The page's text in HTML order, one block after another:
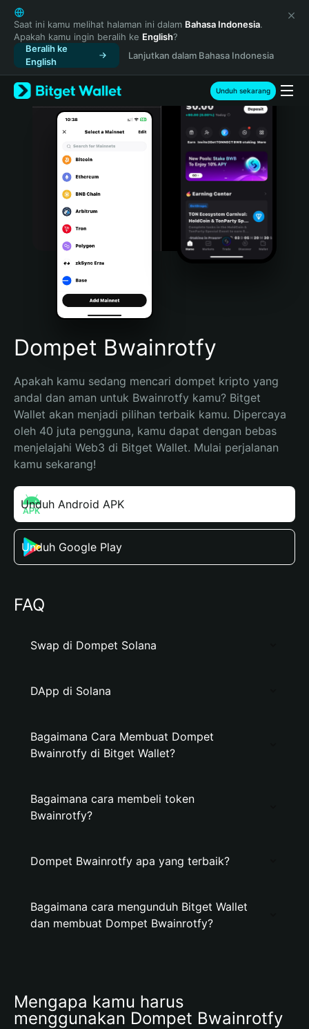
English
日本語
Tiếng Việt
Русский
Español (Latinoamérica)
Türkçe
Italiano
Português (Portugal)
Bahasa Indonesia
Português (Brasil)
Español (Argentina)
Saat ini kamu melihat halaman ini dalam Bahasa Indonesia.
Apakah kamu ingin beralih ke English?
Beralih ke
English
Lanjutkan dalam Bahasa Indonesia
Unduh sekarang
Dompet Bwainrotfy
Apakah kamu sedang mencari dompet kripto yang
andal dan aman untuk Bwainrotfy kamu? Bitget
Wallet akan menjadi pilihan terbaik kamu. Dipercaya
oleh 40 juta pengguna, kamu dapat dengan bebas
menjelajahi Web3 di Bitget Wallet. Mulai perjalanan
kamu sekarang!
Unduh Android APK
Unduh Google Play
FAQ
Swap di Dompet Solana
DApp di Solana
Bagaimana Cara Membuat Dompet
Bwainrotfy di Bitget Wallet?
Bagaimana cara membeli token
Bwainrotfy?
Dompet Bwainrotfy apa yang terbaik?
Bagaimana cara mengunduh Bitget Wallet
dan membuat Dompet Bwainrotfy?
Mengapa kamu harus
menggunakan Dompet Bwainrotfy